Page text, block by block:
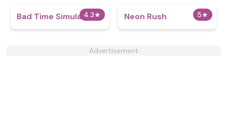
4.3★
Bad Time Simulator 5★
Neon Rush
Advertisement